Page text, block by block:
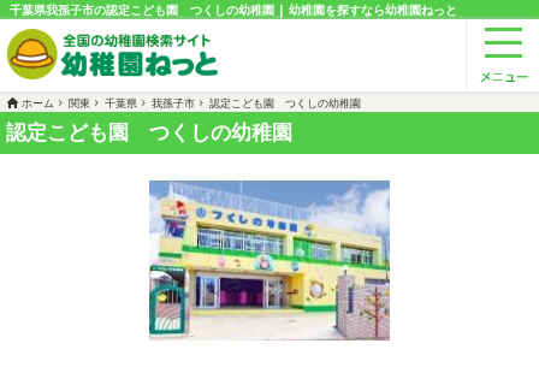
千葉県我孫子市の認定こども園 つくしの幼稚園 | 幼稚園を探すなら幼稚園ねっと
ホーム 関東 千葉県 我孫子市 認定こども園 つくしの幼稚園
認定こども園 つくしの幼稚園